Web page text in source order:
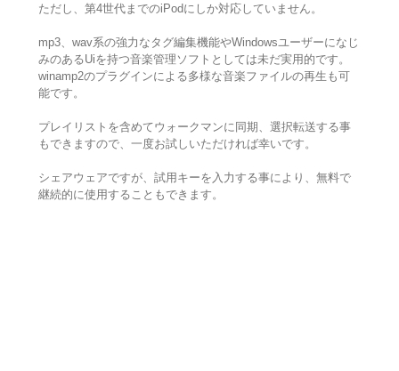
ただし、第4世代までのiPodにしか対応していません。
mp3、wav系の強力なタグ編集機能やWindowsユーザーになじ
みのあるUiを持つ音楽管理ソフトとしては未だ実用的です。
winamp2のプラグインによる多様な音楽ファイルの再生も可
能です。
プレイリストを含めてウォークマンに同期、選択転送する事
もできますので、一度お試しいただければ幸いです。
シェアウェアですが、試用キーを入力する事により、無料で
継続的に使用することもできます。